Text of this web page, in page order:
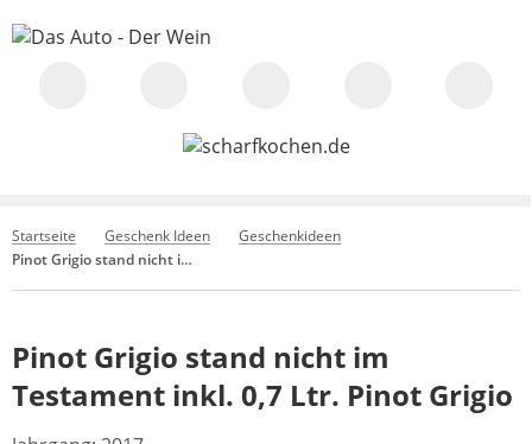
Startseite Geschenk Ideen
Geschenkideen
Pinot Grigio stand nicht im Testament inkl. 0,7 Ltr. Pinot Grigio
Pinot Grigio stand nicht im
Testament inkl. 0,7 Ltr. Pinot Grigio